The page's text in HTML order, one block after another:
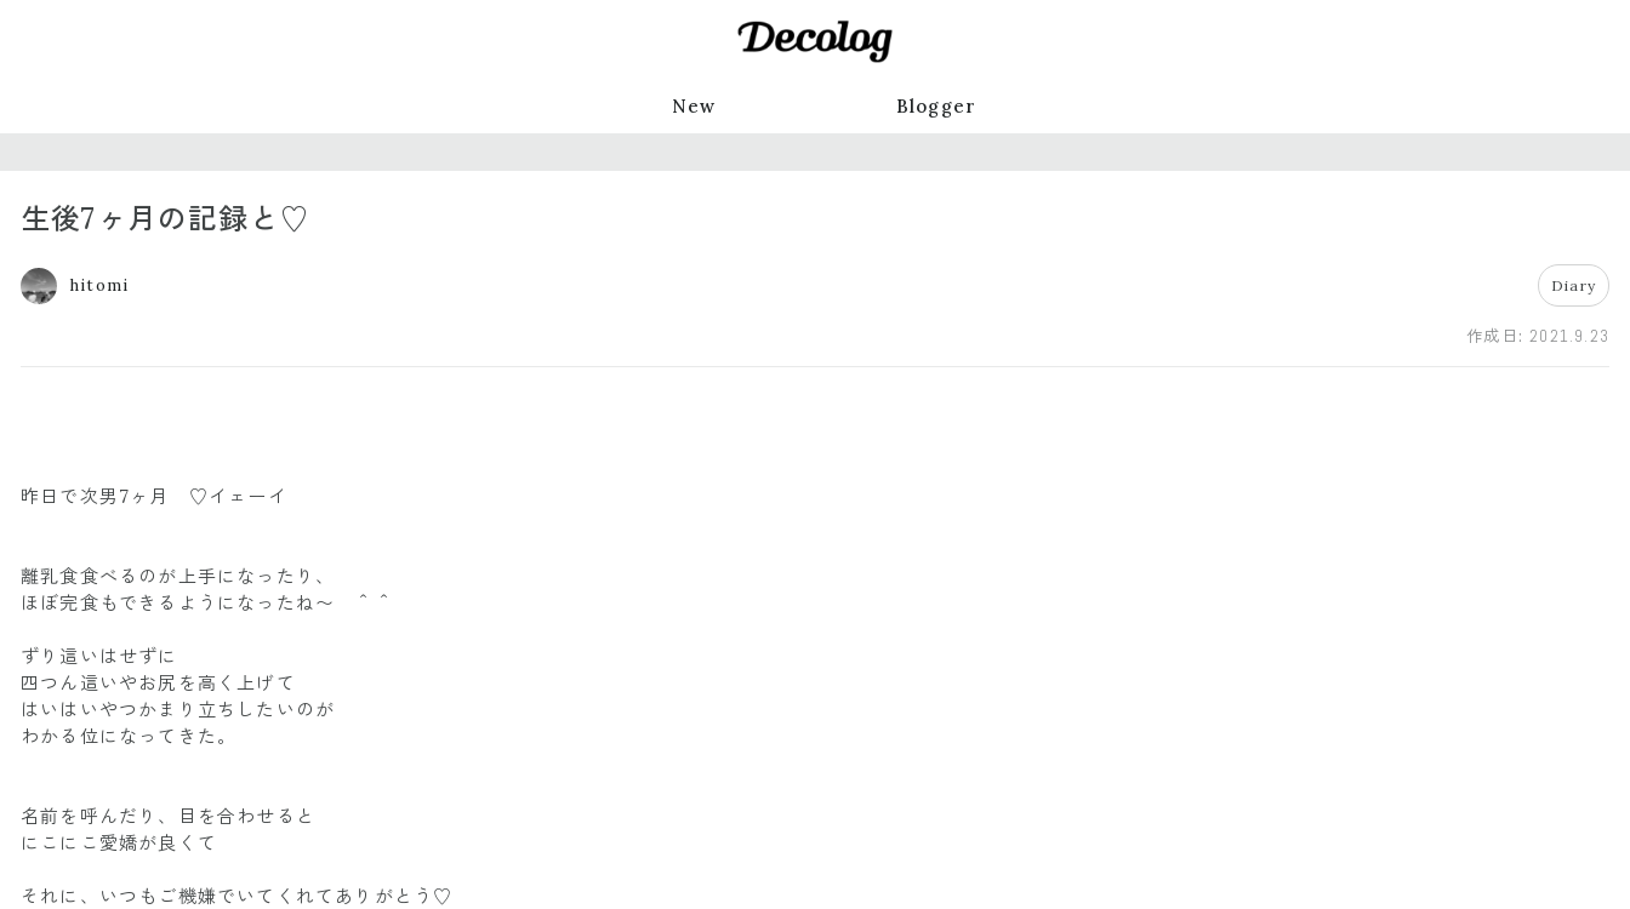
New Blogger
生後7ヶ月の記録と♡
hitomi Diary
作成日:2021.9.23
昨日で次男7ヶ月 ♡イェーイ
離乳食食べるのが上手になったり、
ほぼ完食もできるようになったね〜 ＾＾
ずり這いはせずに
四つん這いやお尻を高く上げて
はいはいやつかまり立ちしたいのが
わかる位になってきた。
名前を呼んだり、目を合わせると
にこにこ愛嬌が良くて
それに、いつもご機嫌でいてくれてありがとう♡